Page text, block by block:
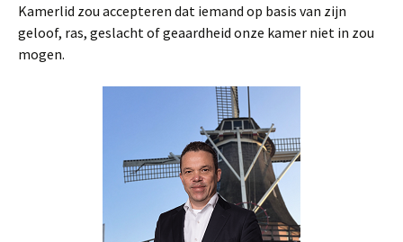
Kamerlid zou accepteren dat iemand op basis van zijn
geloof, ras, geslacht of geaardheid onze kamer niet in zou
mogen.